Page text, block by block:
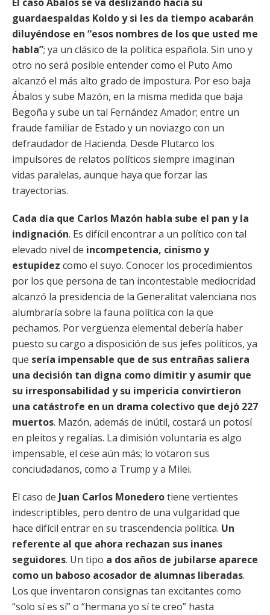
guardaespaldas Koldo y si les da tiempo acabarán
diluyéndose en “esos nombres de los que usted me
habla”; ya un clásico de la política española. Sin uno y
otro no será posible entender como el Puto Amo
alcanzó el más alto grado de impostura. Por eso baja
Ábalos y sube Mazón, en la misma medida que baja
Begoña y sube un tal Fernández Amador; entre un
fraude familiar de Estado y un noviazgo con un
defraudador de Hacienda. Desde Plutarco los
impulsores de relatos políticos siempre imaginan
vidas paralelas, aunque haya que forzar las
trayectorias.
Cada día que Carlos Mazón habla sube el pan y la
indignación. Es difícil encontrar a un político con tal
elevado nivel de incompetencia, cinismo y
estupidez como el suyo. Conocer los procedimientos
por los que persona de tan incontestable mediocridad
alcanzó la presidencia de la Generalitat valenciana nos
alumbraría sobre la fauna política con la que
pechamos. Por vergüenza elemental debería haber
puesto su cargo a disposición de sus jefes políticos, ya
que sería impensable que de sus entrañas saliera
una decisión tan digna como dimitir y asumir que
su irresponsabilidad y su impericia convirtieron
una catástrofe en un drama colectivo que dejó 227
muertos. Mazón, además de inútil, costará un potosí
en pleitos y regalías. La dimisión voluntaria es algo
impensable, el cese aún más; lo votaron sus
conciudadanos, como a Trump y a Milei.
El caso de Juan Carlos Monederotiene vertientes
indescriptibles, pero dentro de una vulgaridad que
hace difícil entrar en su trascendencia política. Un
referente al que ahora rechazan sus inanes
seguidores. Un tipo a dos años de jubilarse aparece
como un baboso acosador de alumnas liberadas.
Los que inventaron consignas tan excitantes como
“solo sí es sí” o “hermana yo sí te creo” hasta